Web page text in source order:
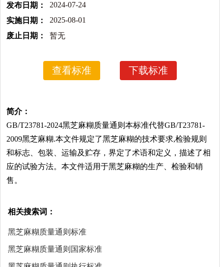
发布日期：
2024-07-24
实施日期：
2025-08-01
废止日期：
暂无
查看标准 下载标准
简介：
GB/T23781-2024黑芝麻糊质量通则本标准代替GB/T23781-
2009黑芝麻糊.本文件规定了黑芝麻糊的技术要求,检验规则
和标志、包装、运输及贮存，界定了术语和定义，描述了相
应的试验方法。本文件适用于黑芝麻糊的生产、检验和销
售。
相关搜索词：
黑芝麻糊质量通则标准
黑芝麻糊质量通则国家标准